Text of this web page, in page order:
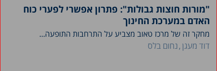
"מורות חוצות גבולות": פתרון אפשרי לפערי כוח
האדם במערכת החינוך
מחקר זה של מרכז טאוב מצביע על התרחבות התופעה...
דוד מעגן נחום בלס